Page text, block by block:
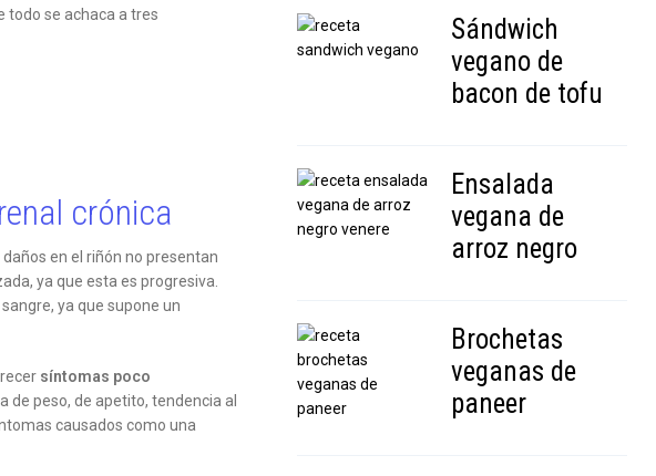
todo se achaca a tres
crónica
en el riñón no presentan
ya que esta es progresiva.
ya que supone un
síntomas poco
de peso, de apetito, tendencia al
causados como una
Sándwich
vegano de
bacon de tofu
Ensalada
vegana de
arroz negro
Brochetas
veganas de
paneer